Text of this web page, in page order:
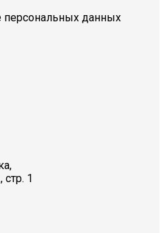
персональных данных
1